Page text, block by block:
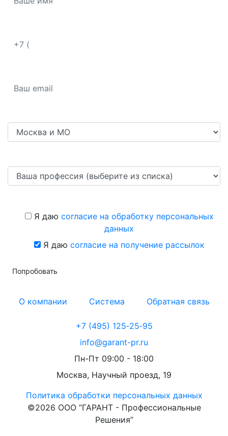
Я даю согласие на обработку персональных
данных
Я даю согласие на получение рассылок
Попробовать
О компании Система Обратная связь
+7 (495) 125‑25‑95
info@garant-pr.ru
Пн-Пт 09:00 - 18:00
Москва, Научный проезд, 19
Политика обработки персональных данных
©2026 ООО “ГАРАНТ - Профессиональные
Решения”